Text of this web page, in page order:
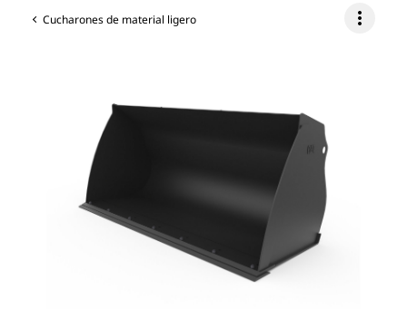
Cucharones de material ligero more_vert